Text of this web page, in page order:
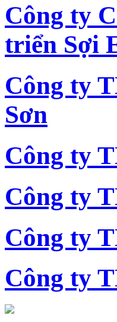
Công ty
triển Sợi
Công ty
Sơn
Công ty
Công ty
Công ty
Công ty